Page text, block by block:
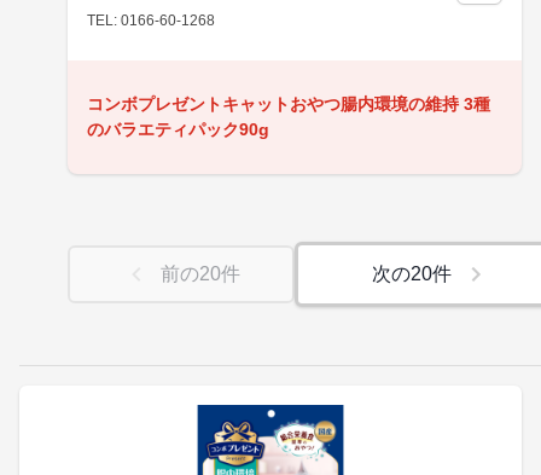
TEL: 0166-60-1268
コンボプレゼントキャットおやつ腸内環境の維持 3種
のバラエティパック90g
前の20件 次の20件